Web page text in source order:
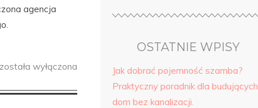
agencja
została wyłączona
OSTATNIE WPISY
Jak dobrać pojemność szamba?
Praktyczny poradnik dla budujących
dom bez kanalizacji.